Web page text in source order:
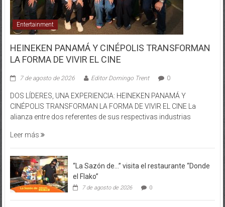
Entertainment
HEINEKEN PANAMÁ Y CINÉPOLIS TRANSFORMAN
LA FORMA DE VIVIR EL CINE
7 de agosto de 2026 Editor Domingo Trent 0
DOS LÍDERES, UNA EXPERIENCIA: HEINEKEN PANAMÁ Y
CINÉPOLIS TRANSFORMAN LA FORMA DE VIVIR EL CINE La
alianza entre dos referentes de sus respectivas industrias
Leer más
“La Sazón de…” visita el restaurante “Donde
el Flako”
7 de agosto de 2026 0